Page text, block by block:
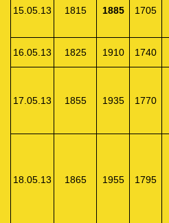
15.05.13 1815 1885 1705
16.05.13 1825 1910 1740
17.05.13 1855 1935 1770
18.05.13 1865 1955 1795